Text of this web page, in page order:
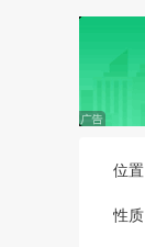
位置
性质